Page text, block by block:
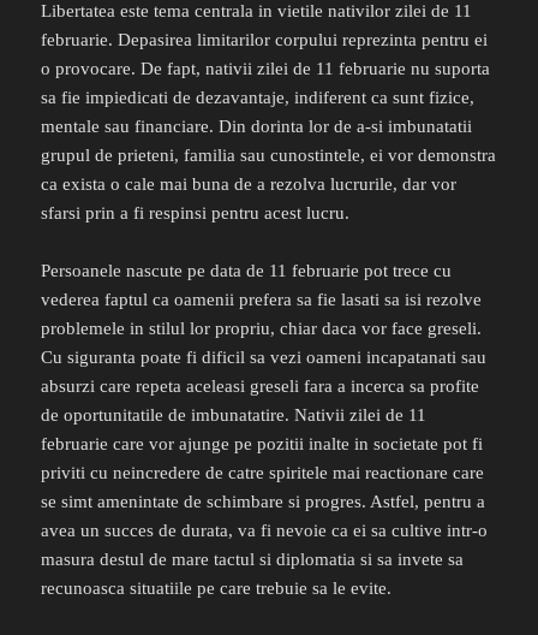
Libertatea este tema centrala in vietile nativilor zilei de 11
februarie. Depasirea limitarilor corpului reprezinta pentru ei
o provocare. De fapt, nativii zilei de 11 februarie nu suporta
sa fie impiedicati de dezavantaje, indiferent ca sunt fizice,
mentale sau financiare. Din dorinta lor de a-si imbunatatii
grupul de prieteni, familia sau cunostintele, ei vor demonstra
ca exista o cale mai buna de a rezolva lucrurile, dar vor
sfarsi prin a fi respinsi pentru acest lucru.
Persoanele nascute pe data de 11 februarie pot trece cu
vederea faptul ca oamenii prefera sa fie lasati sa isi rezolve
problemele in stilul lor propriu, chiar daca vor face greseli.
Cu siguranta poate fi dificil sa vezi oameni incapatanati sau
absurzi care repeta aceleasi greseli fara a incerca sa profite
de oportunitatile de imbunatatire. Nativii zilei de 11
februarie care vor ajunge pe pozitii inalte in societate pot fi
priviti cu neincredere de catre spiritele mai reactionare care
se simt amenintate de schimbare si progres. Astfel, pentru a
avea un succes de durata, va fi nevoie ca ei sa cultive intr-o
masura destul de mare tactul si diplomatia si sa invete sa
recunoasca situatiile pe care trebuie sa le evite.